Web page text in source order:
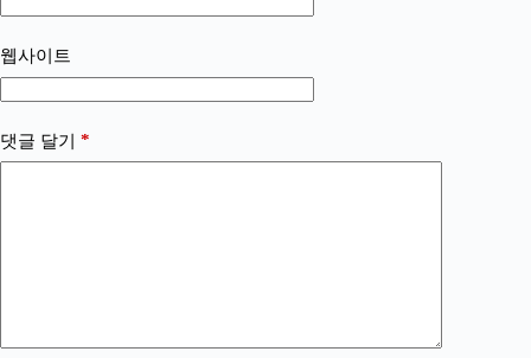
웹사이트
댓글 달기 *